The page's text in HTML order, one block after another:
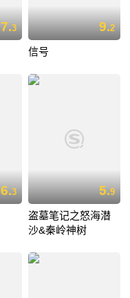
7.3 9.2
信号
6.3 5.9
盗墓笔记之怒海潜
沙&秦岭神树